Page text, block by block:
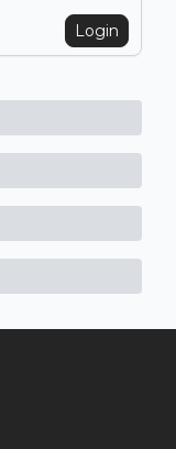
Login